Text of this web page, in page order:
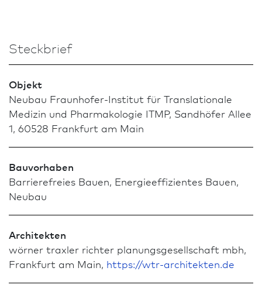
Steckbrief
Objekt
Neu­bau Fraunhofer-Institut für Translationale
Medizin und Pharmakologie ITMP, Sandhöfer Allee
1, 60528 Frank­furt am Main
Bauvorhaben
Barrierefreies Bauen, Energieeffizientes Bauen,
Neu­bau
Architekten
wörner traxler richter planungsgesellschaft mbh,
Frank­furt am Main, https://wtr-architekten.de